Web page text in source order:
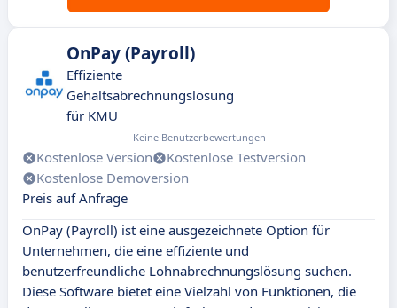
OnPay (Payroll)
Effiziente
Gehaltsabrechnungslösung
für KMU
Keine Benutzerbewertungen
Kostenlose Version
Kostenlose Testversion
Kostenlose Demoversion
Preis auf Anfrage
OnPay (Payroll) ist eine ausgezeichnete Option für
Unternehmen, die eine effiziente und
benutzerfreundliche Lohnabrechnungslösung suchen.
Diese Software bietet eine Vielzahl von Funktionen, die